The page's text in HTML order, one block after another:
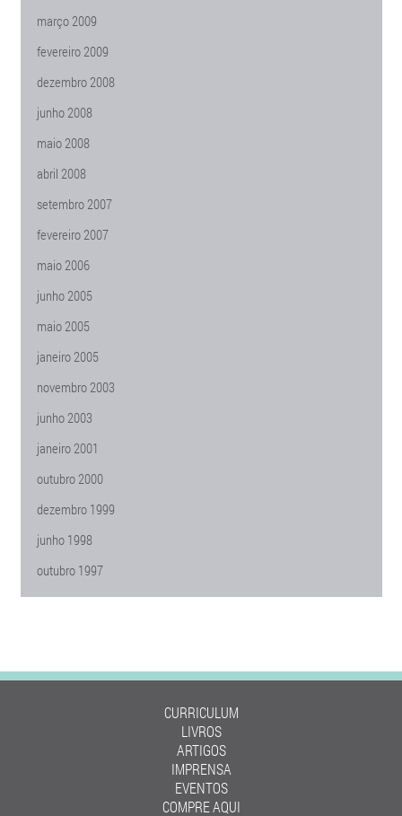
março 2009
fevereiro 2009
dezembro 2008
junho 2008
maio 2008
abril 2008
setembro 2007
fevereiro 2007
maio 2006
junho 2005
maio 2005
janeiro 2005
novembro 2003
junho 2003
janeiro 2001
outubro 2000
dezembro 1999
junho 1998
outubro 1997
CURRICULUM
LIVROS
ARTIGOS
IMPRENSA
EVENTOS
COMPRE AQUI